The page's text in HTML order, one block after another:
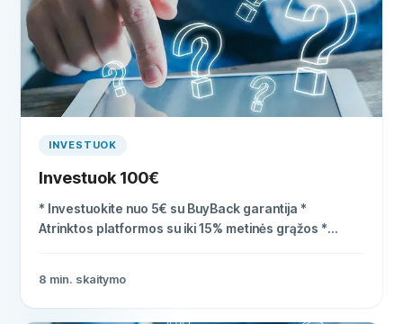
INVESTUOK
Investuok 100€
* Investuokite nuo 5€ su BuyBack garantija *
Atrinktos platformos su iki 15% metinės grąžos *
8 min. skaitymo